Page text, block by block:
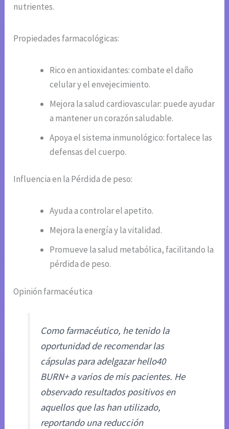
nutrientes.
Propiedades farmacológicas:
Rico en antioxidantes: combate el daño
celular y el envejecimiento.
Mejora la salud cardiovascular: puede ayudar
a mantener un corazón saludable.
Apoya el sistema inmunológico: fortalece las
defensas del cuerpo.
Influencia en la Pérdida de peso:
Ayuda a controlar el apetito.
Mejora la energía y la vitalidad.
Promueve la salud metabólica, facilitando la
pérdida de peso.
Opinión farmacéutica
Como farmacéutico, he tenido la
oportunidad de recomendar las
cápsulas para adelgazar hello40
BURN+ a varios de mis pacientes. He
observado resultados positivos en
aquellos que las han utilizado,
reportando una reducción